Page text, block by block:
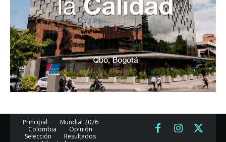
Principal
Mundial 2026
Colombia
Opinión
Selección
Resultados